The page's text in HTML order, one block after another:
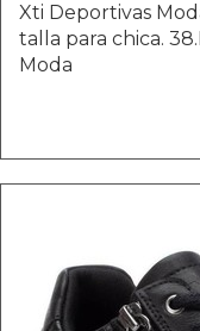
Xti Deportivas
talla para chica.
Moda